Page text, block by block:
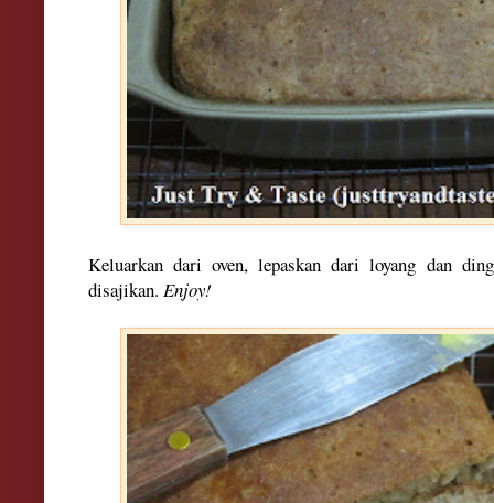
Keluarkan dari oven, lepaskan dari loyang dan
disajikan. Enjoy!